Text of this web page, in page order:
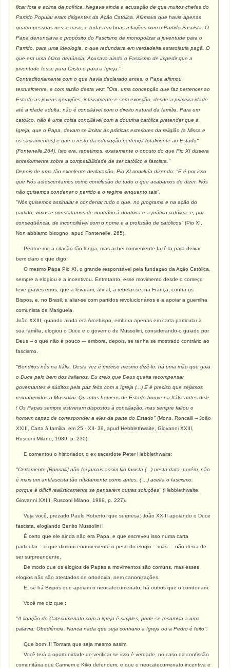
ficar fora e acima da política. Negava ainda a acusação de que muitos chefes do
Partido Popular eram dirigentes da Ação Católica. Afirmava que havia apenas
quatro pessoas nesse caso, e todas em boas relações com o Partido Fascista. O
Papa denunciava o propósito do Fascismo de monopolizar a juventude para o
Partido, para uma ideologia, o que redundava em verdadeira estatolatria pagã. O
que era uma ótima denúncia. Acusava ainda o Fascismo de impedir que a
juventude fosse para Cristo e para a Igreja."
Contraditoriamente com o que havia declarado antes, o Papa afirmou
textualmente, e com razão desta vez: "Ora, uma concepção que faz pertencer ao
Estado as jovens gerações, inteiramente e sem exceção, desde a primeira idade
até a idade adulta, não é conciliável com o direito natural da família. Para um
católico, não é uma coisa conciliável com a doutrina católica pretender que a
Igreja, que o Papa, devam se limitar às práticas exteriores da religião (a Missa e
os sacramentos) e que o resto da educação pertença totalmente ao Estado"
(Fontenelle,264). Isto era, repetimos, exatamente o oposto do que Pio XI dissera
anteriormente sobre a compatibilidade de ser católico e fascista."
Depois de uma tão excelente declaração, Pio XI concluía dizendo: "E é por isso
que Nós acrescentamos como conclusão de tudo o que acabamos de dizer: Nós
não quisemos condenar o partido e o regime enquanto tais".
"Nós quisemos assinalar e condenar tudo o que, no programa e na ação do
partido, vimos e constatamos de contrário à doutrina e a prática católica, e, por
conseqüência, de inconciliável com o nome e a profissão de católicos" (Pio XI,
Non abbiamo bisogno, apud Fontenelle, 265).
Perdoe-me a citação tão longa, mas achei conveniente fazê-la para deixar
bem claro o que digo.
O mesmo Papa Pio XI, o grande responsável pela fundação da Ação Católica,
sempre a elogiou e a incentivou. Entretanto, esse movimento desde o começo
teve graves erros, que a levaram, afinal, a rebelar-se, na França, contra os
Bispos, e, no Brasil, a aliar-se com partidos revolucionários e a apoiar a guerrilha
comunista de Mariguela.
João XXIII, quando ainda era Arcebispo, embora apenas em carta particular à
sua família, elogiou o Duce e o governo de Mussolini, considerando-o guiado por
Deus -- o que não é pouco --- embora, depois, se tenha se mostrado contrário ao
fascismo.
"Benditos nós na Itália. Desta vez é preciso mesmo dizê-lo: há uma mão que guia
o Duce pelo bem dos italianos. Eu creio que Deus queira recompensar
governantes e súditos pela paz feita com a Igreja (...) E é preciso que sejamos
reconhecidos a Mussolini. Quantos homens de Estado houve na Itália antes dele
! Os Papas sempre estiveram dispostos à conciliação, mas sempre faltou o
homem capaz de corresponder a eles da parte do Estado"(Mons. Roncalli -- João
XXIII, Carta à família, em 25 - XII- 39, apud Hebblethwaite, Giovanni XXIII,
Rusconi Milano, 1989, p. 230).
E comentou o historiador, o ex sacerdote Peter Hebblethwaite:
"Certamente [Roncalli] não foi jamais assim filo facista (...) nesta data, porém, não
é mais um antifascista tão nítidamente como antes. ( ...) aceita o fascismo,
porque é difícil realisticamente se pensarem outras soluções" (Hebblethwaite,
Giovanni XXIII, Rusconi Milano, 1989, p. 227).
Veja você, prezado Paulo Roberto, que surpresa: João XXIII apoiando o Duce
fascista, elogiando Benito Mussolini !
É certo que ele ainda não era Papa, e que escreveu isso numa carta
particular -- o que diminui enormemente o peso do elogio -- mas ... não deixa de
ser surpreendente.
De modo que os elogios de Papas a movimentos são comuns, mas esses
elogios não são atestados de ortodoxia, nem canonizações.
E, se há Bispos que apoiam o neocatecumenato, há outros que o condenam.
Você me diz que :
"A ligação do Catecumenato com a igreja é simples, pode-se resumi-la a uma
palavra: Obediência. Nunca nada que seja contrario a Igreja ou a Pedro é feito".
Que bom !!! Tomara que seja mesmo assim.
Você terá a oportunidade de verificar se isso é verdade, no caso da confissão
comunitária que Carmem e Kiko defendem, e que o neocatecumenato incentiva e